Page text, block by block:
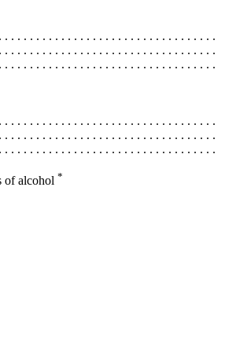
. . . . . . . . . . . . . . . . . . . . . . . . . . . . . . . . .
. . . . . . . . . . . . . . . . . . . . . . . . . . . . . . . . .
. . . . . . . . . . . . . . . . . . . . . . . . . . . . . . . . .
. . . . . . . . . . . . . . . . . . . . . . . . . . . . . . . . .
. . . . . . . . . . . . . . . . . . . . . . . . . . . . . . . . .
. . . . . . . . . . . . . . . . . . . . . . . . . . . . . . . . .
of alcohol *